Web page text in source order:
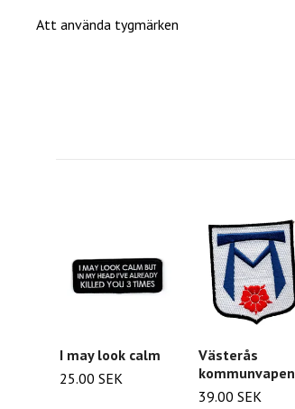
Att använda tygmärken
I may look calm
25.00 SEK
Västerås
kommunvapen
39.00 SEK